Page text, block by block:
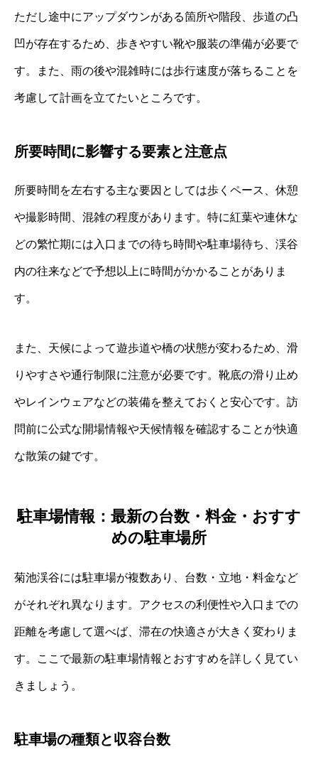
ただし途中にアップダウンがある箇所や階段、歩道の凸
凹が存在するため、歩きやすい靴や服装の準備が必要で
す。また、雨の後や混雑時には歩行速度が落ちることを
考慮して計画を立てたいところです。
所要時間に影響する要素と注意点
所要時間を左右する主な要因としては歩くペース、休憩
や撮影時間、混雑の程度があります。特に紅葉や連休な
どの繁忙期には入口までの待ち時間や駐車場待ち、渓谷
内の往来などで予想以上に時間がかかることがありま
す。
また、天候によって遊歩道や橋の状態が変わるため、滑
りやすさや通行制限に注意が必要です。靴底の滑り止め
やレインウェアなどの装備を整えておくと安心です。訪
問前に公式な開場情報や天候情報を確認することが快適
な散策の鍵です。
駐車場情報：最新の台数・料金・おすす
めの駐車場所
菊池渓谷には駐車場が複数あり、台数・立地・料金など
がそれぞれ異なります。アクセスの利便性や入口までの
距離を考慮して選べば、滞在の快適さが大きく変わりま
す。ここで最新の駐車場情報とおすすめを詳しく見てい
きましょう。
駐車場の種類と収容台数